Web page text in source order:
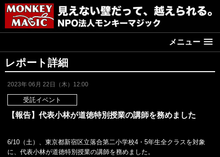
メニュー
レポート詳細
2023年 06月 22日（木）12:00
受託イベント
【報告】代表小林が道徳特別授業の講師を務めました
6/10（土）、東京都新宿区立落合第二小学校4・5年生全クラスを対象
に、代表小林が道徳特別授業の講師を務めました。